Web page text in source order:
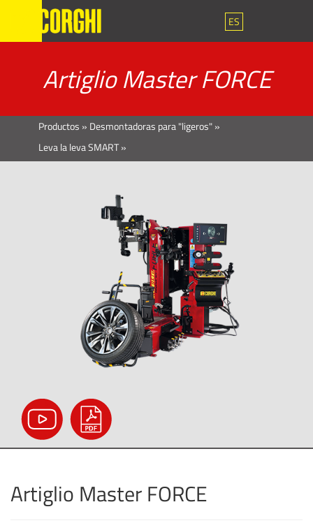
ES
Artiglio Master FORCE
Productos » Desmontadoras para "ligeros"»
Leva la leva SMART»
Artiglio Master FORCE